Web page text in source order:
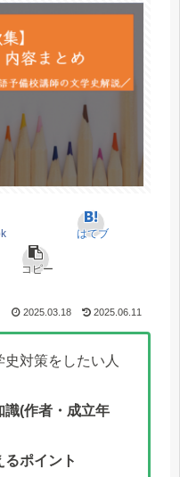
はてブ
コピー
2025.03.18 2025.06.11
対策をしたい人
識(作者・成立年
るポイント